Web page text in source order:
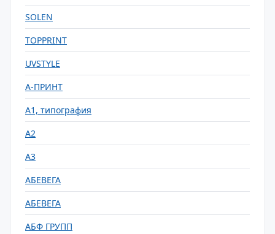
SOLEN
TOPPRINT
UVSTYLE
А-ПРИНТ
А1, типография
А2
А3
АБЕВЕГА
АБЕВЕГА
АБФ ГРУПП